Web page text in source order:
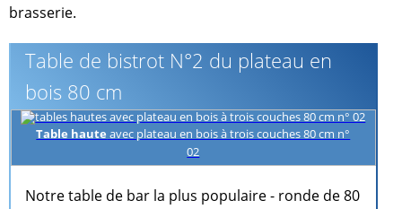
brasserie.
Table de bistrot N°2 du plateau en
bois 80 cm
Table haute avec plateau en bois à trois couches 80 cm n°
02
Notre table de bar la plus populaire - ronde de 80